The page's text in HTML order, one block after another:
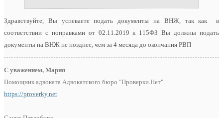
Здравствуйте, Вы успеваете подать документы на ВНЖ, так как в
соответствии с поправками от 02.11.2019 к 115ФЗ Вы должны подать
документы на ВНЖ не позднее, чем за 4 месяца до окончания РВП
С уважением, Мария
Помощник адвоката Адвокатского бюро "Проверки.Нет"
https://proverky.net